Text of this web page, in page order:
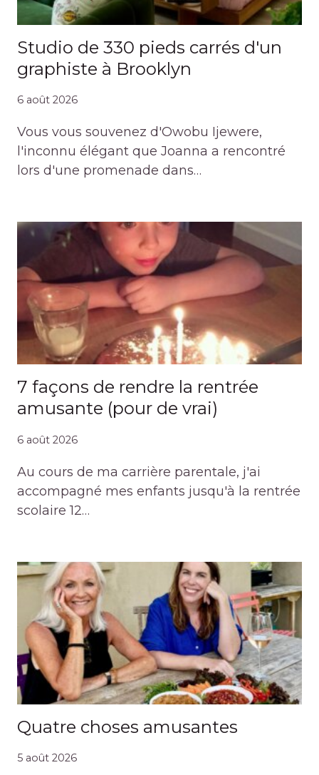
Studio de 330 pieds carrés d'un
graphiste à Brooklyn
6 août 2026
Vous vous souvenez d'Owobu Ijewere,
l'inconnu élégant que Joanna a rencontré
lors d'une promenade dans…
7 façons de rendre la rentrée
amusante (pour de vrai)
6 août 2026
Au cours de ma carrière parentale, j'ai
accompagné mes enfants jusqu'à la rentrée
scolaire 12…
Quatre choses amusantes
5 août 2026